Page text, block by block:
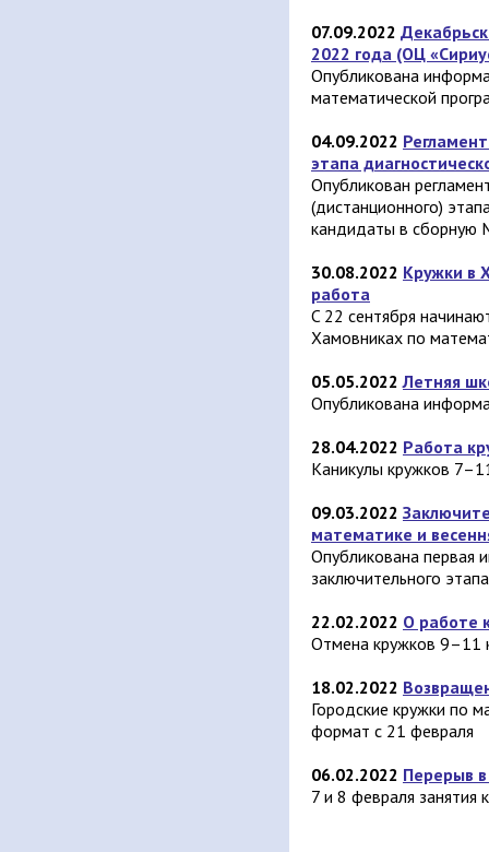
07.09.2022
2022 года (ОЦ
Опубликована
математической
04.09.2022
этапа
Опубликован
(дистанционного)
кандидаты в сборную
30.08.2022 Кружки в
работа
C 22 сентября
Хамовниках по
05.05.2022 Летняя
Опубликована
28.04.2022 Работа
Каникулы кружков
09.03.2022
математике и
Опубликована первая
заключительного
22.02.2022 О работе
Отмена кружков 9–11
18.02.2022
Городские кружки по
формат с 21 февраля
06.02.2022 Перерыв в
7 и 8 февраля занятия